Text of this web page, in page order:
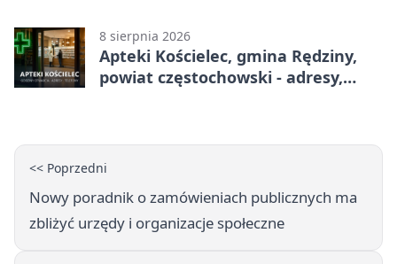
8 sierpnia 2026
Apteki Kościelec, gmina Rędziny,
powiat częstochowski - adresy,
<< Poprzedni
Nowy poradnik o zamówieniach publicznych ma
zbliżyć urzędy i organizacje społeczne